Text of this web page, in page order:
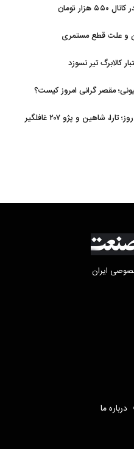
تومان
و علت قطع مستمری
کالابرگ تیر نسوزد
ریزش میلیونی قیمت خودرو در یک روز؛ تارا، شاهین و پژو ۲۰۷ غافلگیر
ایران
درباره ما